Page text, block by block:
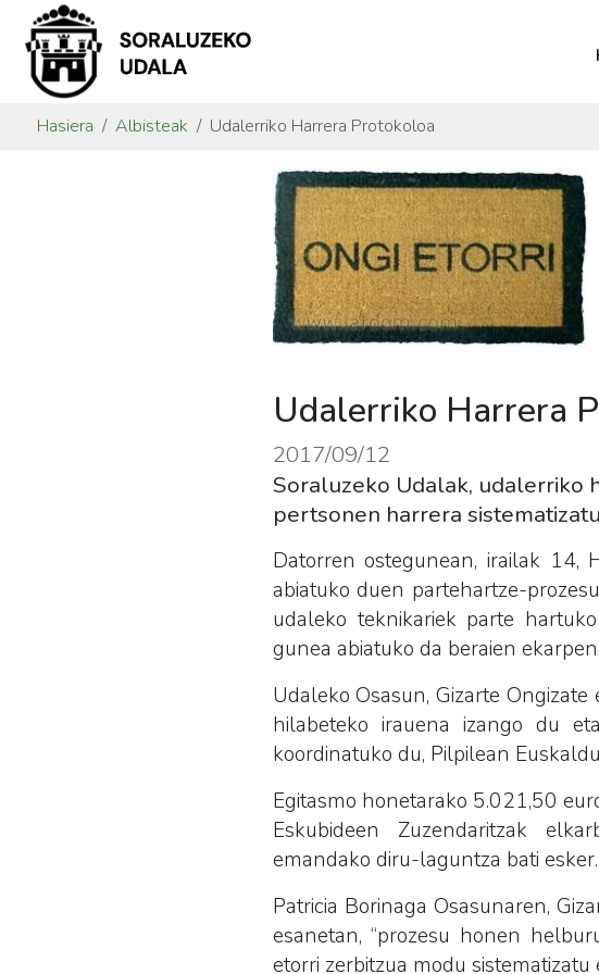
Hasiera Albisteak Udalerriko Harrera Protokoloa
Udalerriko Harrera
2017/09/12
Soraluzeko Udalak, udalerriko
pertsonen harrera
Datorren ostegunean, irailak 14,
abiatuko duen partehartze-
udaleko teknikariek parte
gunea abiatuko da beraien
Udaleko Osasun, Gizarte
hilabeteko irauena izango du
koordinatuko du, Pilpilean
Egitasmo honetarako 5.021,50
Eskubideen Zuzendaritzak
emandako diru-laguntza bati esker.
Patricia Borinaga Osasunaren,
esanetan, “prozesu honen
etorri zerbitzua modu